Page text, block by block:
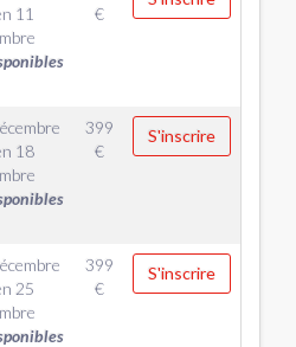
11
€
18
399
€
S'inscrire
25
399
€
S'inscrire